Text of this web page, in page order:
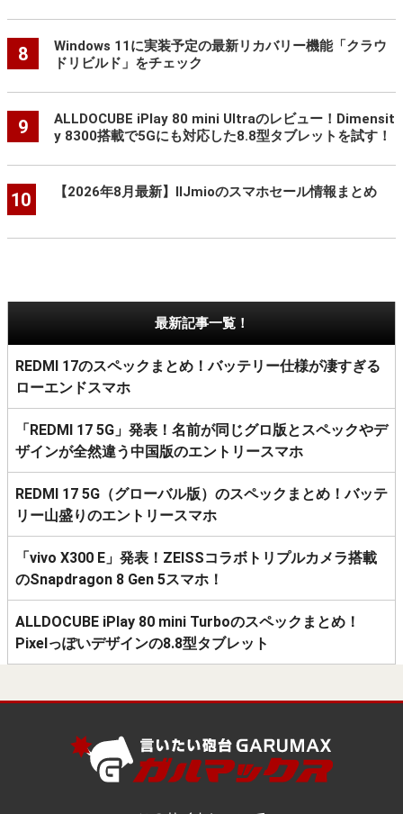
8
Windows 11に実装予定の最新リカバリー機能「クラウ
ドリビルド」をチェック
9
ALLDOCUBE iPlay 80 mini Ultraのレビュー！Dimensit
y 8300搭載で5Gにも対応した8.8型タブレットを試す！
10 【2026年8月最新】IIJmioのスマホセール情報まとめ
最新記事一覧！
REDMI 17のスペックまとめ！バッテリー仕様が凄すぎる
ローエンドスマホ
「REDMI 17 5G」発表！名前が同じグロ版とスペックやデ
ザインが全然違う中国版のエントリースマホ
REDMI 17 5G（グローバル版）のスペックまとめ！バッテ
リー山盛りのエントリースマホ
「vivo X300 E」発表！ZEISSコラボトリプルカメラ搭載
のSnapdragon 8 Gen 5スマホ！
ALLDOCUBE iPlay 80 mini Turboのスペックまとめ！
Pixelっぽいデザインの8.8型タブレット